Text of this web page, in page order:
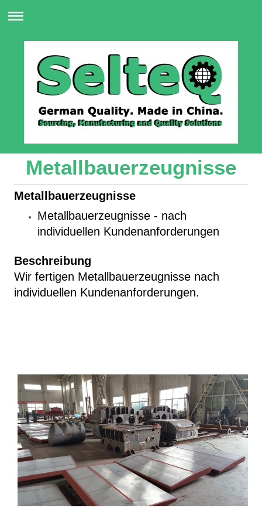
Metallbauerzeugnisse
Metallbauerzeugnisse
Metallbauerzeugnisse - nach
individuellen Kundenanforderungen
Beschreibung
Wir fertigen Metallbauerzeugnisse nach
individuellen Kundenanforderungen.